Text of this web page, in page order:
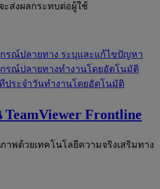
ส่งผลกระทบต่อผู้ใช้
รณ์ปลายทาง ระบุและแก้ไขปัญหา
รณ์ปลายทางทำงานโดยอัตโนมัติ
ประจำวันทำงานโดยอัตโนมัติ
TeamViewer Frontline
าพด้วยเทคโนโลยีความจริงเสริมทาง